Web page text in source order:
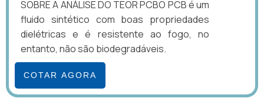
SOBRE A ANÁLISE DO TEOR PCBO PCB é um
fluido sintético com boas propriedades
dielétricas e é resistente ao fogo, no
entanto, não são biodegradáveis.
COTAR AGORA